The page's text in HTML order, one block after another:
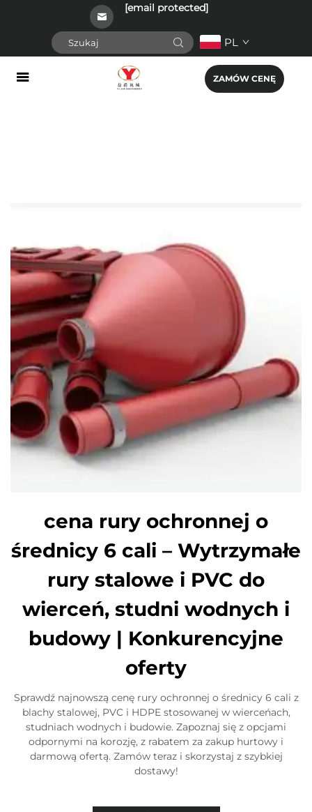
[email protected]
PL
ZAMÓW CENĘ
cena rury ochronnej o
średnicy 6 cali – Wytrzymałe
rury stalowe i PVC do
wierceń, studni wodnych i
budowy | Konkurencyjne
oferty
Sprawdź najnowszą cenę rury ochronnej o średnicy 6 cali z
blachy stalowej, PVC i HDPE stosowanej w wierceńach,
studniach wodnych i budowie. Zapoznaj się z opcjami
odpornymi na korozję, z rabatem za zakup hurtowy i
darmową ofertą. Zamów teraz i skorzystaj z szybkiej
dostawy!